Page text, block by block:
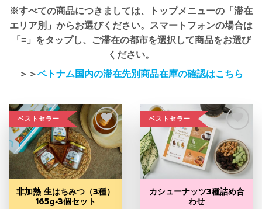
※すべての商品につきましては、トップメニューの「滞在
エリア別」からお選びください。スマートフォンの場合は
「≡」をタップし、ご滞在の都市を選択して商品をお選び
ください。
＞＞ベトナム国内の滞在先別商品在庫の確認はこちら
ベストセラー
Add to
Wishlist
非加熱 生はちみつ（3種）
165g×3個セット
ベストセラー
Add to
Wishlist
カシューナッツ3種詰め合
わせ